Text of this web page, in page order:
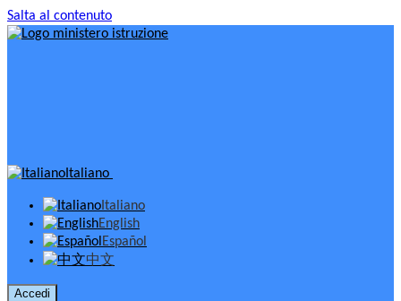
Salta al contenuto
Italiano
Italiano
English
Español
中文
Accedi